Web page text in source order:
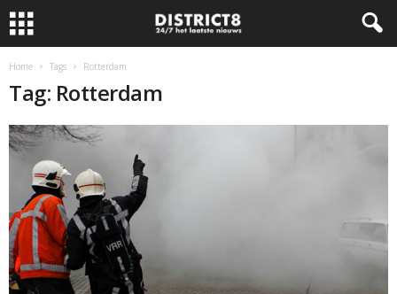
Home Tags Rotterdam
Tag: Rotterdam